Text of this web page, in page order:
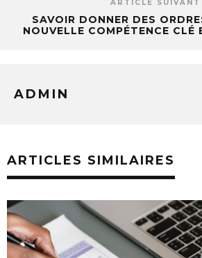
ARTICLE SUIVANT
SAVOIR DONNER DES
NOUVELLE COMPÉTENCE CLÉ
ADMIN
ARTICLES SIMILAIRES